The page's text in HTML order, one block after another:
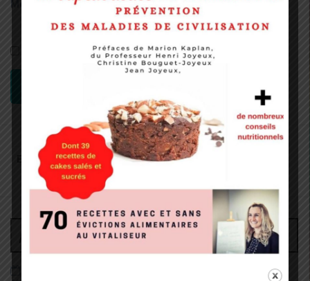
Mot de passe:
Rester connecté
Recherche
Archives